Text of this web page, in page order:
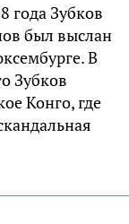
года Зубков
был выслан
В
Зубков
Конго, где